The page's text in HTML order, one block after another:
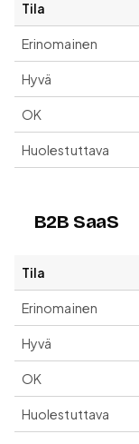
Tila
Erinomainen
Hyvä
OK
Huolestuttava
B2B SaaS
Tila
Erinomainen
Hyvä
OK
Huolestuttava